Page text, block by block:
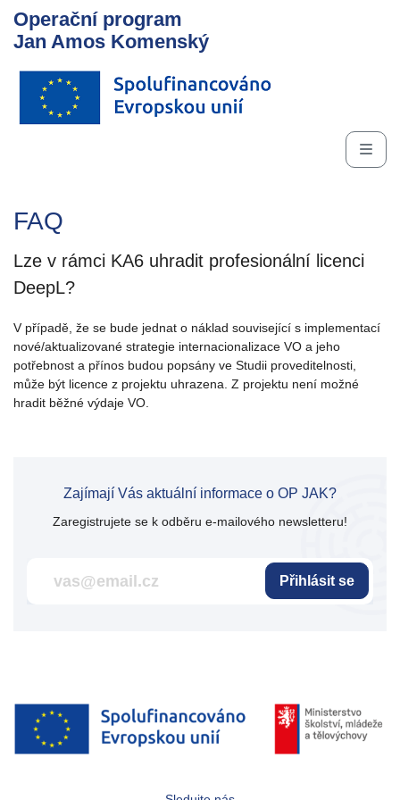
Operační program
Jan Amos Komenský
FAQ
Lze v rámci KA6 uhradit profesionální licenci
DeepL?
V případě, že se bude jednat o náklad související s implementací
nové/aktualizované strategie internacionalizace VO a jeho
potřebnost a přínos budou popsány ve Studii proveditelnosti,
může být licence z projektu uhrazena. Z projektu není možné
hradit běžné výdaje VO.
Zajímají Vás aktuální informace o OP JAK?
Zaregistrujete se k odběru e-mailového newsletteru!
Přihlásit se